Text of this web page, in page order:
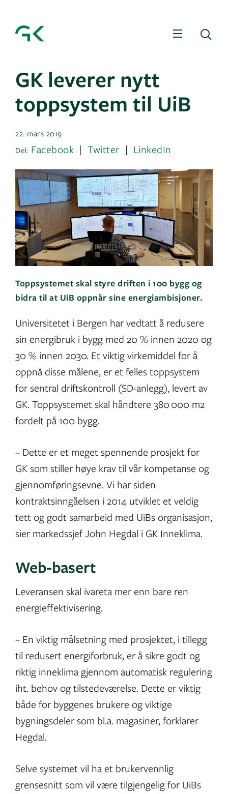
Meny
GK leverer nytt
toppsystem til UiB
22. mars 2019
Del: Facebook Twitter LinkedIn
Toppsystemet skal styre driften i 100 bygg og
bidra til at UiB oppnår sine energiambisjoner.
Universitetet i Bergen har vedtatt å redusere
sin energibruk i bygg med 20 % innen 2020 og
30 % innen 2030. Et viktig virkemiddel for å
oppnå disse målene, er et felles toppsystem
for sentral driftskontroll (SD-anlegg), levert av
GK. Toppsystemet skal håndtere 380 000 m2
fordelt på 100 bygg.
– Dette er et meget spennende prosjekt for
GK som stiller høye krav til vår kompetanse og
gjennomføringsevne. Vi har siden
kontraktsinngåelsen i 2014 utviklet et veldig
tett og godt samarbeid med UiBs organisasjon,
sier markedssjef John Hegdal i GK Inneklima.
Web-basert
Leveransen skal ivareta mer enn bare ren
energieffektivisering.
– En viktig målsetning med prosjektet, i tillegg
til redusert energiforbruk, er å sikre godt og
riktig inneklima gjennom automatisk regulering
iht. behov og tilstedeværelse. Dette er viktig
både for byggenes brukere og viktige
bygningsdeler som bl.a. magasiner, forklarer
Hegdal.
Selve systemet vil ha et brukervennlig
grensesnitt som vil være tilgjengelig for UiBs